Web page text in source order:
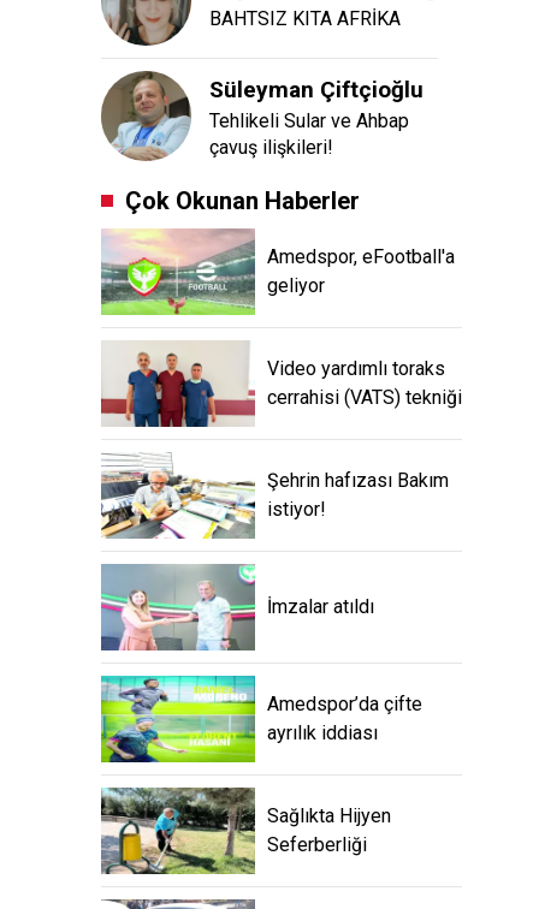
BAHTSIZ KITA AFRİKA
Süleyman Çiftçioğlu
Tehlikeli Sular ve Ahbap
çavuş ilişkileri!
Çok Okunan Haberler
Amedspor, eFootball'a
geliyor
Video yardımlı toraks
cerrahisi (VATS) tekniği
Şehrin hafızası Bakım
istiyor!
İmzalar atıldı
Amedspor’da çifte
ayrılık iddiası
Sağlıkta Hijyen
Seferberliği